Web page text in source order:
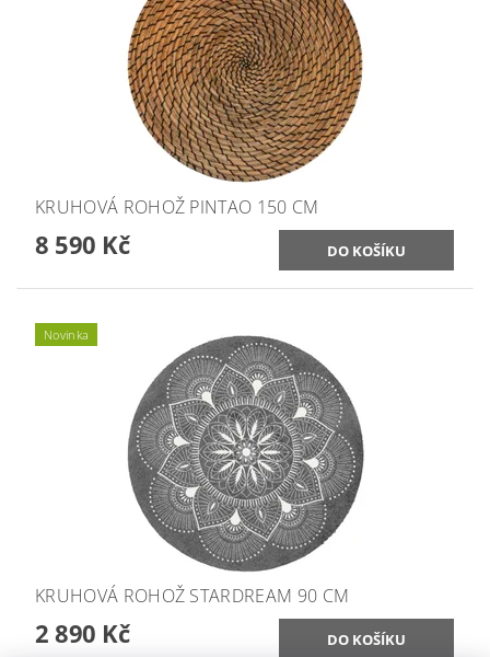
KRUHOVÁ ROHOŽ PINTAO 150 CM
8 590 Kč
Novinka
KRUHOVÁ ROHOŽ STARDREAM 90 CM
2 890 Kč